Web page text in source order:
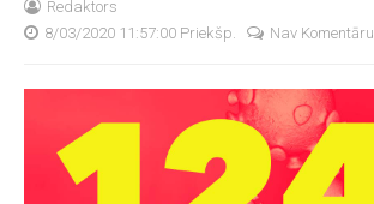
Redaktors
8/03/2020 11:57:00 Priekšp.
Nav Komentāru